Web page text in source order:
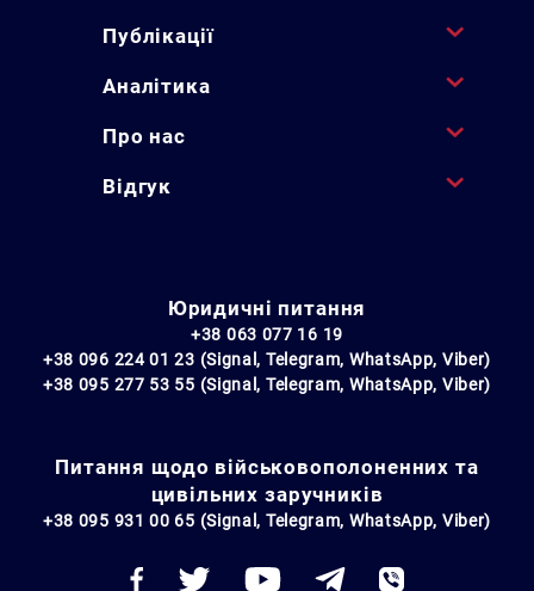
Публікації
Аналітика
Про нас
Відгук
Юридичні питання
+38 063 077 16 19
+38 096 224 01 23 (Signal, Telegram, WhatsApp, Viber)
+38 095 277 53 55 (Signal, Telegram, WhatsApp, Viber)
Питання щодо військовополоненних та
цивільних заручників
+38 095 931 00 65 (Signal, Telegram, WhatsApp, Viber)